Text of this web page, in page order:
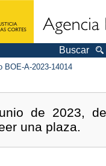
Buscar
BOE-A-2023-14014
de 2023,
una plaza.